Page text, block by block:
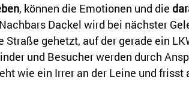
, können die Emotionen und die
Dackel wird bei nächster
gehetzt, auf der gerade ein
und Besucher werden durch
wie ein Irrer an der Leine und frisst